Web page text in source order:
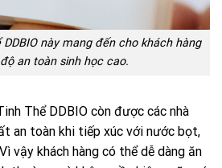
này mang đến cho khách hàng
an toàn sinh học cao.
Thể DDBIO còn được các nhà
an toàn khi tiếp xúc với nước bọt,
vậy khách hàng có thể dễ dàng ăn